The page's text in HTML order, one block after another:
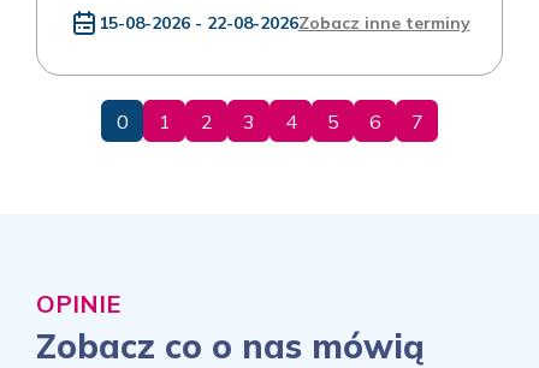
15-08-2026 - 22-08-2026Zobacz inne terminy
0 1 2 3 4 5 6 7
OPINIE
Zobacz co o nas mówią